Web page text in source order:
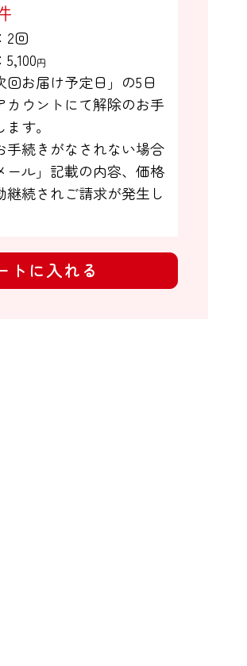
2回
5,100円
お届け予定日」の5日
カウントにて解除のお手
す。
続きがなされない場合
ール」記載の内容、価格
継続されご請求が発生し
トに入れる